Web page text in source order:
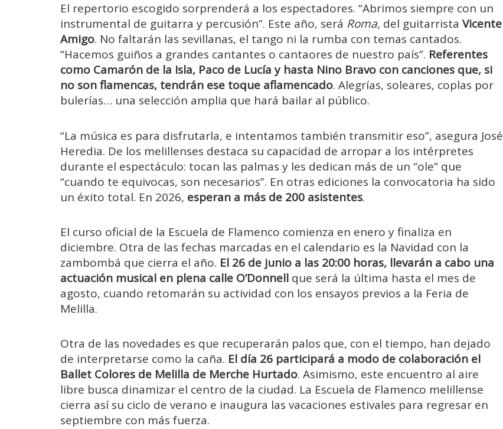
El repertorio escogido sorprenderá a los espectadores. “Abrimos siempre con un
instrumental de guitarra y percusión”. Este año, será Roma, del guitarrista Vicente
Amigo. No faltarán las sevillanas, el tango ni la rumba con temas cantados.
“Hacemos guiños a grandes cantantes o cantaores de nuestro país”. Referentes
como Camarón de la Isla, Paco de Lucía y hasta Nino Bravo con canciones que, si
no son flamencas, tendrán ese toque aflamencado. Alegrías, soleares, coplas por
bulerías… una selección amplia que hará bailar al público.
“La música es para disfrutarla, e intentamos también transmitir eso”, asegura José
Heredia. De los melillenses destaca su capacidad de arropar a los intérpretes
durante el espectáculo: tocan las palmas y les dedican más de un “ole” que
“cuando te equivocas, son necesarios”. En otras ediciones la convocatoria ha sido
un éxito total. En 2026, esperan a más de 200 asistentes.
El curso oficial de la Escuela de Flamenco comienza en enero y finaliza en
diciembre. Otra de las fechas marcadas en el calendario es la Navidad con la
zambombá que cierra el año. El 26 de junio a las 20:00 horas, llevarán a cabo una
actuación musical en plena calle O’Donnell que será la última hasta el mes de
agosto, cuando retomarán su actividad con los ensayos previos a la Feria de
Melilla.
Otra de las novedades es que recuperarán palos que, con el tiempo, han dejado
de interpretarse como la caña. El día 26 participará a modo de colaboración el
Ballet Colores de Melilla de Merche Hurtado. Asimismo, este encuentro al aire
libre busca dinamizar el centro de la ciudad. La Escuela de Flamenco melillense
cierra así su ciclo de verano e inaugura las vacaciones estivales para regresar en
septiembre con más fuerza.